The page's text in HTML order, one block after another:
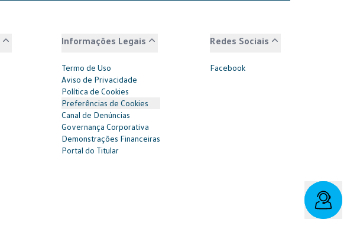
Informações Legais
Termo de Uso
Aviso de Privacidade
Política de Cookies
Preferências de Cookies
Canal de Denúncias
Governança Corporativa
Demonstrações Financeiras
Portal do Titular
Redes Sociais
Facebook